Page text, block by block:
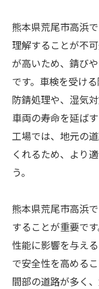
熊本県荒尾市高浜
理解することが不
が高いため、錆び
です。車検を受け
防錆処理や、湿気
車両の寿命を延ば
工場では、地元の
くれるため、より
う。
熊本県荒尾市高浜
することが重要で
性能に影響を与え
で安全性を高める
間部の道路が多く